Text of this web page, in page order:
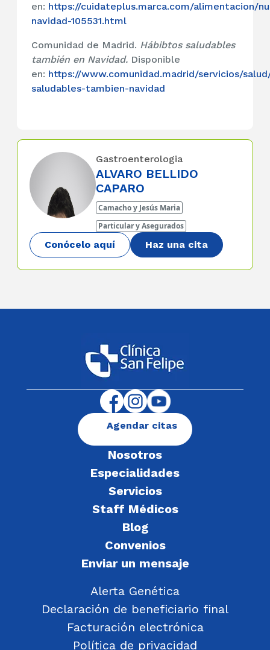
en: https://cuidateplus.marca.com/alimentacion/
navidad-105531.html
Comunidad de Madrid. Hábibtos saludables
también en Navidad. Disponible
en: https://www.comunidad.madrid/servicios/
saludables-tambien-navidad
Gastroenterologia
ALVARO BELLIDO
CAPARO
Camacho y Jesús Maria
Particular y Asegurados
Conócelo aquí Haz una cita
Nosotros
Especialidades
Servicios
Staff Médicos
Blog
Convenios
Enviar un mensaje
Alerta Genética
Declaración de beneficiario final
Facturación electrónica
Política de privacidad
Agendar citas